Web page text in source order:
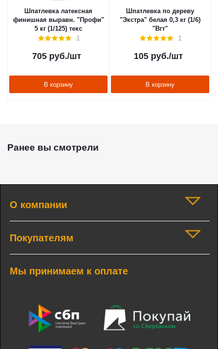
Шпатлевка латексная
финишная выравн. "Профи"
5 кг (1/125) текс
1
705 руб./шт
В корзину
Шпатлевка по дереву
"Экстра" белая 0,3 кг (1/6)
"Вгт"
1
105 руб./шт
В корзину
Ранее вы смотрели
О компании
Покупателям
Мы принимаем к оплате